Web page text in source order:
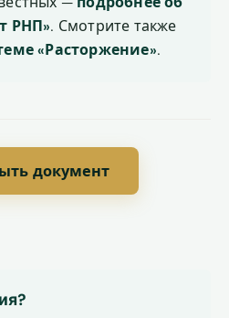
РНП». Смотрите также
«Расторжение».
документ